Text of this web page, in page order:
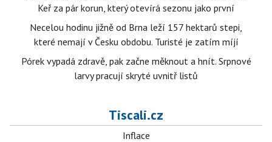
Keř za pár korun, který otevírá sezonu jako první
Necelou hodinu jižně od Brna leží 157 hektarů stepi,
které nemají v Česku obdobu. Turisté je zatím míjí
Pórek vypadá zdravě, pak začne měknout a hnít. Srpnové
larvy pracují skryté uvnitř listů
Tiscali.cz
Inflace